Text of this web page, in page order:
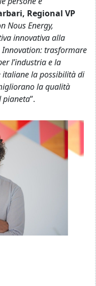
Regional VP
Nous Energy,
innovativa alla
Innovation: trasformare
l’industria e la
italiane la possibilità di
la qualità
pianeta”.